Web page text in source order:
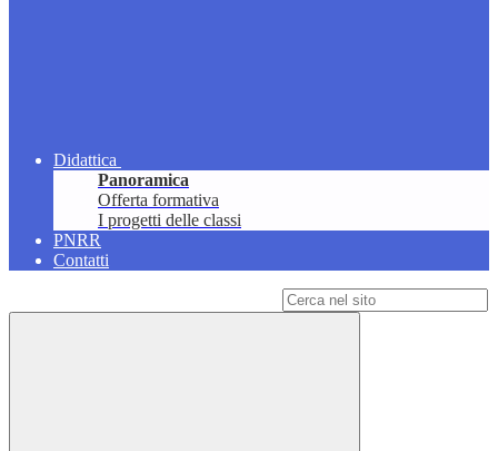
Didattica
Panoramica
Offerta formativa
I progetti delle classi
PNRR
Contatti